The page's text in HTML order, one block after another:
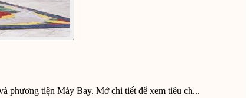
phương tiện Máy Bay. Mở chi tiết để xem tiêu ch...